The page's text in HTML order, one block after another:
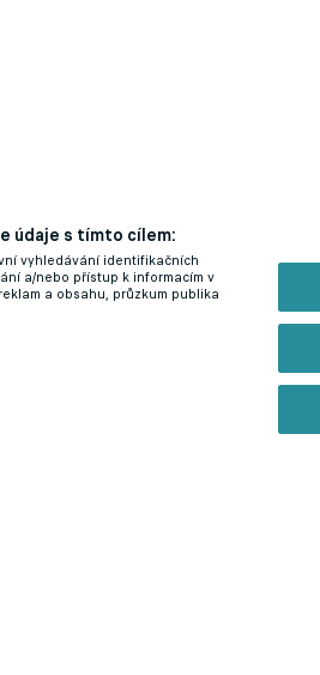
údaje s tímto cílem:
vyhledávání identifikačních
a/nebo přístup k informacím v
a obsahu, průzkum publika